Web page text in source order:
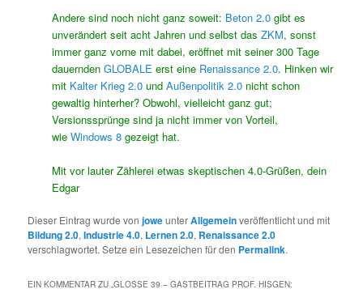
Andere sind noch nicht ganz soweit: Beton 2.0 gibt es
unverändert seit acht Jahren und selbst dasZKM, sonst
immer ganz vorne mit dabei, eröffnet mit seiner 300 Tage
dauerndenGLOBALE erst eine Renaissance 2.0. Hinken wir
mit Kalter Krieg 2.0 undAußenpolitik 2.0 nicht schon
gewaltig hinterher? Obwohl, vielleicht ganz gut;
Versionssprünge sind ja nicht immer von Vorteil,
wieWindows 8 gezeigt hat.
Mit vor lauter Zählerei etwas skeptischen 4.0-Grüßen, dein
Edgar
Dieser Eintrag wurde vonjoweunterAllgemeinveröffentlicht und mit
Bildung 2.0,Industrie 4.0, Lernen 2.0, Renaissance 2.0
verschlagwortet. Setze ein Lesezeichen für den Permalink.
EIN KOMMENTAR ZU „GLOSSE 39 – GASTBEITRAG PROF. HISGEN: